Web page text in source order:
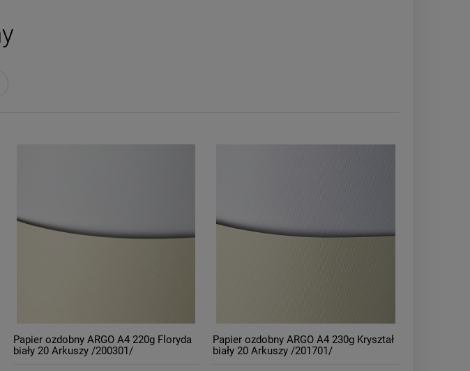
Papier ozdobny ARGO A4 220g Floryda
biały 20 Arkuszy /200301/
Papier ozdobny ARGO A4 230g Kryształ
biały 20 Arkuszy /201701/